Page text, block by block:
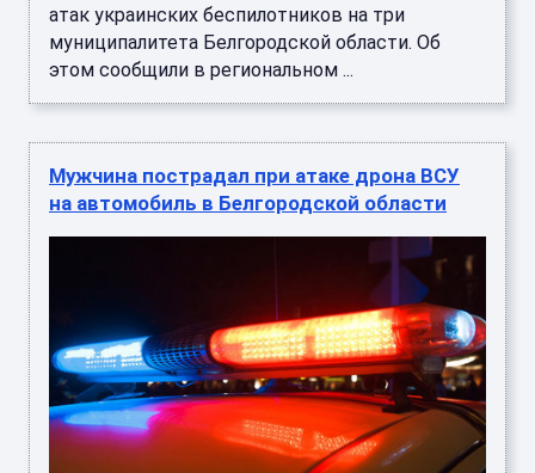
атак украинских беспилотников на три
муниципалитета Белгородской области. Об
этом сообщили в региональном ...
Мужчина пострадал при атаке дрона ВСУ
на автомобиль в Белгородской области